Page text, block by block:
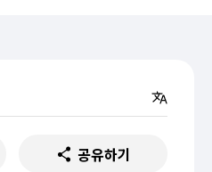
공유하기